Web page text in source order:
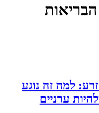
למה זה נוגע
ערניים